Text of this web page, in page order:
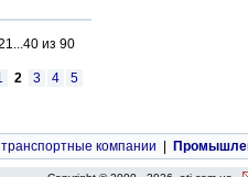
из 90
2 3 4 5
транспортные компании